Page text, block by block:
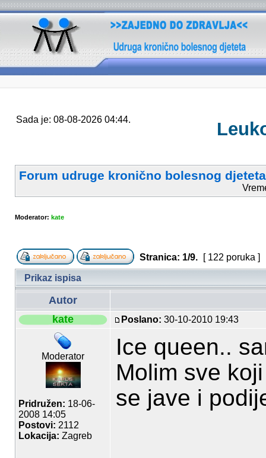
Sada je: 08-08-2026 04:44.
Forum udruge kronično bolesnog djeteta
Moderator: kate
Stranica: 1/9. [ 122 poruka ]
Prikaz ispisa
Autor
kate
Poslano: 30-10-2010 19:43
Moderator
Pridružen: 18-06-
2008 14:05
Postovi: 2112
Lokacija: Zagreb
Ice queen..
Molim sve
se jave i